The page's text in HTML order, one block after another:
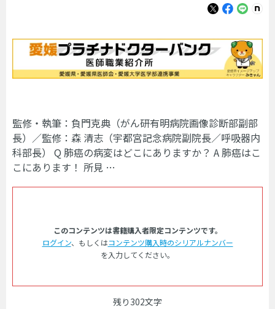
監修・執筆：負門克典（がん研有明病院画像診断部副部
長）／監修：森 清志（宇都宮記念病院副院長／呼吸器内
科部長） Q 肺癌の病変はどこにありますか？ A 肺癌はこ
こにあります！ 所見 …
このコンテンツは書籍購入者限定コンテンツです。
ログイン、もしくはコンテンツ購入時のシリアルナンバー
を入力してください。
残り302文字